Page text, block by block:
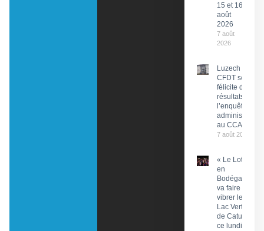
15 et 16
août
2026
7 août
2026
Luzech : La
CFDT se
félicite des
résultats de
l’enquête
administrative
au CCAS
7 août 2026
« Le Lot
en
Bodéga »
va faire
vibrer le
Lac Vert
de Catus
ce lundi